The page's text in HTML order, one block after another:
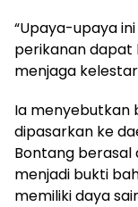
“Upaya-upaya
perikanan
menjaga
Ia menyebutkan
dipasarkan ke
Bontang berasal
menjadi bukti
memiliki daya